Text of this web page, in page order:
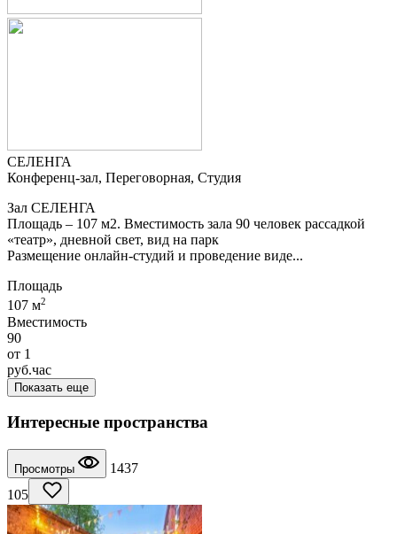
СЕЛЕНГА
Конференц-зал, Переговорная, Студия
Зал CЕЛЕНГА
Площадь – 107 м2. Вместимость зала 90 человек рассадкой
«театр», дневной свет, вид на парк
Размещение онлайн-студий и проведение виде...
Площадь
107 м2
Вместимость
90
от 1
руб.час
Показать еще
Интересные пространства
Просмотры
1437
105